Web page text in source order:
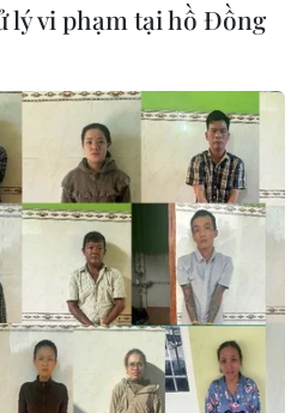
Lò
mục
đầu châu Á
Gốm Bát
lý vi phạm tại hồ Đồng